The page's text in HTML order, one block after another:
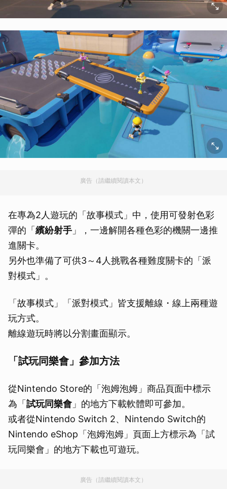
廣告（請繼續閱讀本文）
在專為2人遊玩的「故事模式」中，使用可發射色彩
彈的「 繽紛射手 」，一邊解開各種色彩的機關一邊推
進關卡。
另外也準備了可供3～4人挑戰各種難度關卡的「派
對模式」。
「故事模式」「派對模式」皆支援離線・線上兩種遊
玩方式。
離線遊玩時將以分割畫面顯示。
「試玩同樂會」參加方法
從Nintendo Store的「泡姆泡姆」商品頁面中標示
為「 試玩同樂會 」的地方下載軟體即可參加。
或者從Nintendo Switch 2、Nintendo Switch的
Nintendo eShop「泡姆泡姆」頁面上方標示為「試
玩同樂會」的地方下載也可遊玩。
廣告（請繼續閱讀本文）